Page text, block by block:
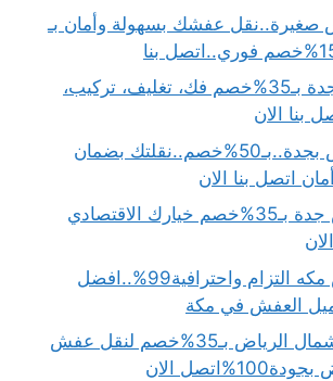
عفشك بسهولة وأمان بـ
دينا نقل عفش جدة بـ35%خصم فك، تغليف، تركيب،
بنا الان
شركة نقل عفش بجدة..بـ50%خصم..نقلتك بضمان
ونيت نقل عفش جدة بـ35%خصم خيارك الاقتصادي
ونيت نقل عفش مكه التزام واحترافية99%..افضل
العفش في مكة
دينا نقل عفش شمال الرياض بـ35%خصم لنقل عفش
الان